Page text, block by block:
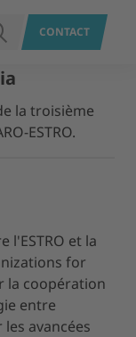
RECHERCHER
CONTACT
la troisième
ESTRO.
l'ESTRO et la
for
la coopération
entre
avancées